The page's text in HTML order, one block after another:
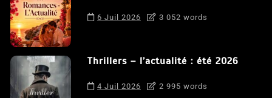
6 Juil 2026 3 052 words
Thrillers – l’actualité : été 2026
4 Juil 2026 2 995 words